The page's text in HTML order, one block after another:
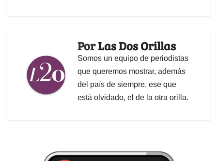
PorLas Dos Orillas
Somos un equipo de periodistas
que queremos mostrar, además
del país de siempre, ese que
está olvidado, el de la otra orilla.